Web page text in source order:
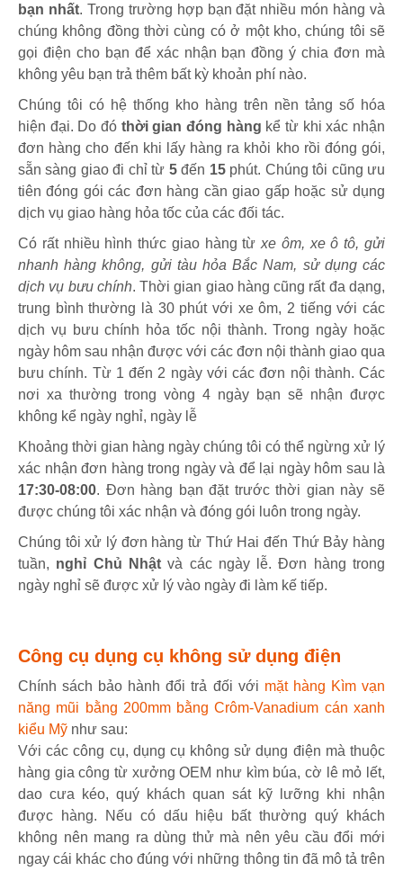
bạn nhất. Trong trường hợp bạn đặt nhiều món hàng và
chúng không đồng thời cùng có ở một kho, chúng tôi sẽ
gọi điện cho bạn để xác nhận bạn đồng ý chia đơn mà
không yêu bạn trả thêm bất kỳ khoản phí nào.
Chúng tôi có hệ thống kho hàng trên nền tảng số hóa
hiện đại. Do đó thời gian đóng hàng kể từ khi xác nhận
đơn hàng cho đến khi lấy hàng ra khỏi kho rồi đóng gói,
sẵn sàng giao đi chỉ từ 5đến 15 phút. Chúng tôi cũng ưu
tiên đóng gói các đơn hàng cần giao gấp hoặc sử dụng
dịch vụ giao hàng hỏa tốc của các đối tác.
Có rất nhiều hình thức giao hàng từxe ôm, xe ô tô, gửi
nhanh hàng không, gửi tàu hỏa Bắc Nam, sử dụng các
dịch vụ bưu chính. Thời gian giao hàng cũng rất đa dạng,
trung bình thường là 30 phút với xe ôm, 2 tiếng với các
dịch vụ bưu chính hỏa tốc nội thành. Trong ngày hoặc
ngày hôm sau nhận được với các đơn nội thành giao qua
bưu chính. Từ 1 đến 2 ngày với các đơn nội thành. Các
nơi xa thường trong vòng 4 ngày bạn sẽ nhận được
không kể ngày nghỉ, ngày lễ
Khoảng thời gian hàng ngày chúng tôi có thể ngừng xử lý
xác nhận đơn hàng trong ngày và để lại ngày hôm sau là
17:30-08:00. Đơn hàng bạn đặt trước thời gian này sẽ
được chúng tôi xác nhận và đóng gói luôn trong ngày.
Chúng tôi xử lý đơn hàng từ Thứ Hai đến Thứ Bảy hàng
tuần, nghỉ Chủ Nhậtvà các ngày lễ. Đơn hàng trong
ngày nghỉ sẽ được xử lý vào ngày đi làm kế tiếp.
Công cụ dụng cụ không sử dụng điện
Chính sách bảo hành đổi trả đối với mặt hàng Kìm vạn
năng mũi bằng 200mm bằng Crôm-Vanadium cán xanh
kiểu Mỹ như sau:
Với các công cụ, dụng cụ không sử dụng điện mà thuộc
hàng gia công từ xưởng OEM như kìm búa, cờ lê mỏ lết,
dao cưa kéo, quý khách quan sát kỹ lưỡng khi nhận
được hàng. Nếu có dấu hiệu bất thường quý khách
không nên mang ra dùng thử mà nên yêu cầu đổi mới
ngay cái khác cho đúng với những thông tin đã mô tả trên